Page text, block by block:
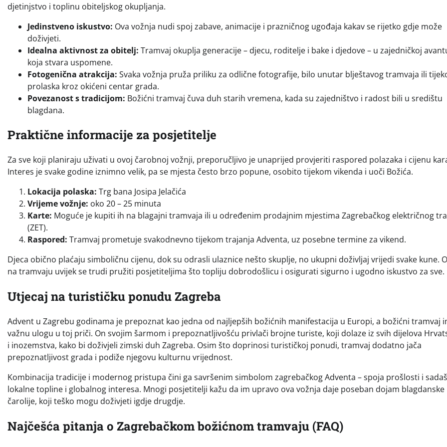
djetinjstvo i toplinu obiteljskog okupljanja.
Jedinstveno iskustvo: Ova vožnja nudi spoj zabave, animacije i prazničnog ugođaja kakav se rijetko gdje može
doživjeti.
Idealna aktivnost za obitelj: Tramvaj okuplja generacije – djecu, roditelje i bake i djedove – u zajedničkoj
koja stvara uspomene.
Fotogenična atrakcija: Svaka vožnja pruža priliku za odlične fotografije, bilo unutar blještavog tramvaja ili
prolaska kroz okićeni centar grada.
Povezanost s tradicijom: Božićni tramvaj čuva duh starih vremena, kada su zajedništvo i radost bili u središtu
blagdana.
Praktične informacije za posjetitelje
Za sve koji planiraju uživati u ovoj čarobnoj vožnji, preporučljivo je unaprijed provjeriti raspored polazaka i cijenu
Interes je svake godine iznimno velik, pa se mjesta često brzo popune, osobito tijekom vikenda i uoči Božića.
Lokacija polaska: Trg bana Josipa Jelačića
Vrijeme vožnje: oko 20 – 25 minuta
Karte: Moguće je kupiti ih na blagajni tramvaja ili u određenim prodajnim mjestima Zagrebačkog električnog
(ZET).
Raspored: Tramvaj prometuje svakodnevno tijekom trajanja Adventa, uz posebne termine za vikend.
Djeca obično plaćaju simboličnu cijenu, dok su odrasli ulaznice nešto skuplje, no ukupni doživljaj vrijedi svake kune.
na tramvaju uvijek se trudi pružiti posjetiteljima što topliju dobrodošlicu i osigurati sigurno i ugodno iskustvo za sve.
Utjecaj na turističku ponudu Zagreba
Advent u Zagrebu godinama je prepoznat kao jedna od najljepših božićnih manifestacija u Europi, a božićni tramvaj
važnu ulogu u toj priči. On svojim šarmom i prepoznatljivošću privlači brojne turiste, koji dolaze iz svih dijelova
i inozemstva, kako bi doživjeli zimski duh Zagreba. Osim što doprinosi turističkoj ponudi, tramvaj dodatno jača
prepoznatljivost grada i podiže njegovu kulturnu vrijednost.
Kombinacija tradicije i modernog pristupa čini ga savršenim simbolom zagrebačkog Adventa – spoja prošlosti i
lokalne topline i globalnog interesa. Mnogi posjetitelji kažu da im upravo ova vožnja daje poseban dojam blagdanske
čarolije, koji teško mogu doživjeti igdje drugdje.
Najčešća pitanja o Zagrebačkom božićnom tramvaju (FAQ)